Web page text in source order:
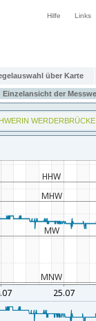
Hilfe Links
über Karte
Einzelansicht der
WERDERBRÜCKE